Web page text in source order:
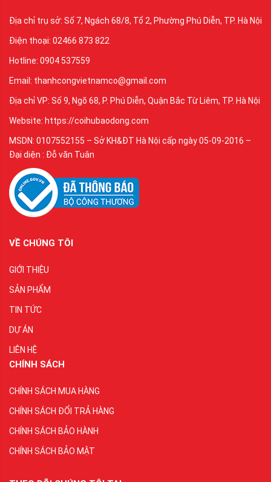
Địa chỉ trụ sở: Số 7, Ngách 68/8, Tổ 2, Phường Phú Diễn, TP. Hà Nội
Điện thoại: 02466 873 822
Hotline: 0904 537559
Email: thanhcongvietnamco@gmail.com
Địa chỉ VP: Số 9, Ngõ 68, P. Phú Diễn, Quận Bắc Từ Liêm, TP. Hà Nội
Website: https://coihubaodong.com
MSDN: 0107552155 – Sở KH&ĐT Hà Nội cấp ngày 05-09-2016 –
Đại diện : Đỗ văn Tuân
VỀ CHÚNG TÔI
GIỚI THIỆU
SẢN PHẨM
TIN TỨC
DỰ ÁN
LIÊN HỆ
CHÍNH SÁCH
CHÍNH SÁCH MUA HÀNG
CHÍNH SÁCH ĐỔI TRẢ HÀNG
CHÍNH SÁCH BẢO HÀNH
CHÍNH SÁCH BẢO MẬT